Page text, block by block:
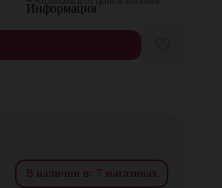
♡
В наличии в: 7 магазинах